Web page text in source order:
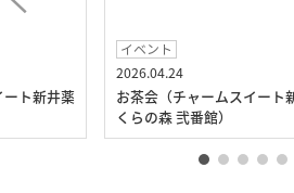
ト新井薬
イベント
2026.04.24
お茶会（チャームスイート
くらの森 弐番館）